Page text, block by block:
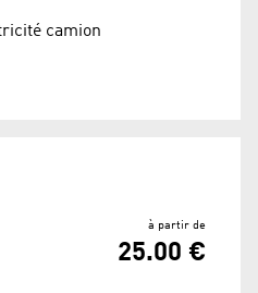
camion
à partir de
25.00 €